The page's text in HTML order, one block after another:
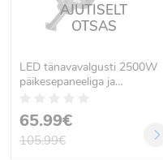
AJUTISELT
OTSAS
LED tänavavalgusti 2500W
päikesepaneeliga ja
65.99€
105.99€